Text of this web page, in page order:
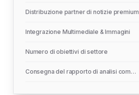
Distribuzione partner di notizie premium
Integrazione Multimediale & Immagini
Numero di obiettivi di settore
Consegna del rapporto di analisi completo